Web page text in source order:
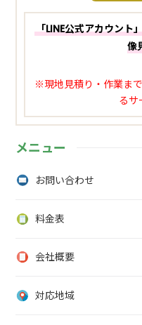
「LINE公式アカウント
像
※現地見積り・作業ま
るサ
メニュー
お問い合わせ
料金表
会社概要
対応地域